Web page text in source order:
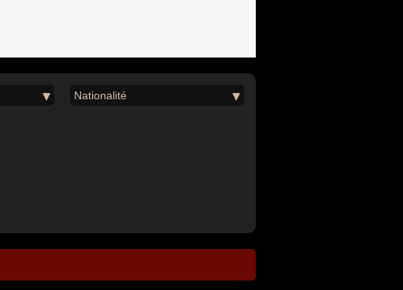
Nationalité